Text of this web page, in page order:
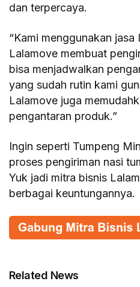
dan terpercaya.
“Kami menggunakan jasa
Lalamove membuat
bisa menjadwalkan
yang sudah rutin kami
Lalamove juga
pengantaran produk.”
Ingin seperti Tumpeng
proses pengiriman nasi
Yuk jadi mitra bisnis
berbagai keuntungannya.
Related News